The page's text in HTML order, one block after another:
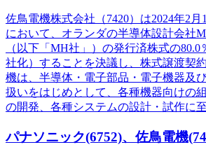
佐鳥電機株式会社（7420）は2024年2
において、オランダの半導体設計会社
（以下「MH社」）の発行済株式の
社化）することを決議し、株式譲渡契
機は、半導体・電子部品・電子機器及
扱いをはじめとして、各種機器向けの
の開発、各種システムの設計・試作に
パナソニック(6752)、佐鳥電機